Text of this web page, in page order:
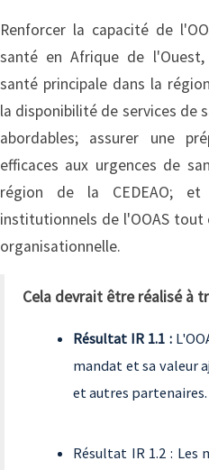
Renforcer la capacité de
santé en Afrique de
santé principale dans la
la disponibilité de services de
abordables; assurer une
efficaces aux urgences de
région de la CEDEAO; et
institutionnels de l'OOAS tout
organisationnelle.
Cela devrait être réalisé à
Résultat IR 1.1 :
mandat et sa valeur
et autres partenaires.
Résultat IR 1.2 : Les